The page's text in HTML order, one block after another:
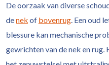
De oorzaak van diverse
denek of bovenrug. Een oud
blessure kan mechanische
gewrichten van de nek en